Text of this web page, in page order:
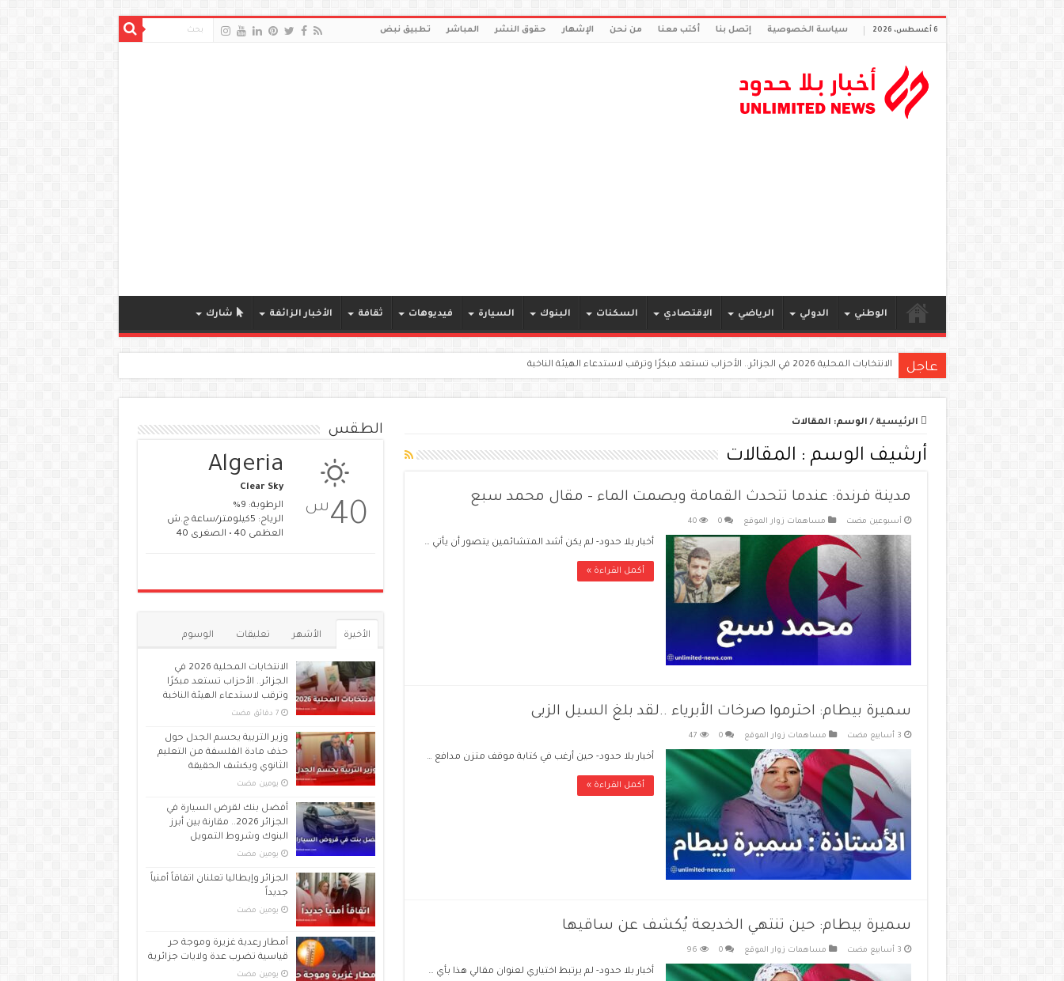
6 أغسطس، 2026 سياسة الخصوصية إتصل بنا أكتب معنا من نحن الإشهار حقوق النشر المباشر تطبيق نبض
الوطني الدولي الرياضي الإقتصادي السكنات البنوك السيارة فيديوهات ثقافة الأخبار الزائفة شارك
عاجل الانتخابات المحلية 2026 في الجزائر.. الأحزاب تستعد مبكرًا وترقب لاستدعاء الهيئة الناخبة
الرئيسية / الوسم: المقالات
أرشيف الوسم : المقالات
مدينة فرندة: عندما تتحدث القمامة ويصمت الماء – مقال محمد سبع
‏أسبوعين مضت مساهمات زوار الموقع 0
40
أخبار بلا حدود- لم يكن أشد المتشائمين يتصور أن يأتي …
أكمل القراءة »
سميرة بيطام: احترموا صرخات الأبرياء ..لقد بلغ السيل الزبى
مساهمات زوار الموقع 0
47
أخبار بلا حدود- حين أرغب في كتابة موقف متزن مدافع …
أكمل القراءة »
سميرة بيطام: حين تنتهي الخديعة يُكشف عن ساقيها
مساهمات زوار الموقع 0
96
أخبار بلا حدود- لم يرتبط اختياري لعنوان مقالي هذا بأي …
الطقس
40س
Algeria
Clear Sky
الرطوبة: 9%
الرياح: 5كيلومتر/ساعة ج.ش
العظمى 40 • الصغرى 40
الأخيرة الأشهر تعليقات الوسوم
الانتخابات المحلية 2026 في
الجزائر.. الأحزاب تستعد مبكرًا
وترقب لاستدعاء الهيئة الناخبة
‏7 دقائق مضت
وزير التربية يحسم الجدل حول
حذف مادة الفلسفة من التعليم
الثانوي ويكشف الحقيقة
‏يومين مضت
أفضل بنك لقرض السيارة في
الجزائر 2026.. مقارنة بين أبرز
البنوك وشروط التمويل
‏يومين مضت
الجزائر وإيطاليا تعلنان اتفاقاً أمنياً
جديداً
‏يومين مضت
أمطار رعدية غزيرة وموجة حر
قياسية تضرب عدة ولايات جزائرية
‏يومين مضت